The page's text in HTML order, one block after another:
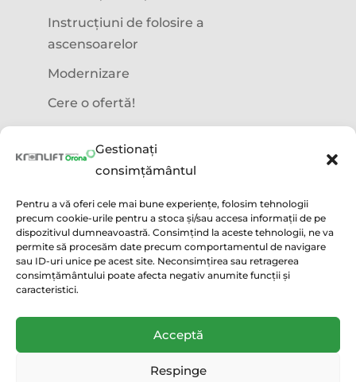
Gestionați
consimțământul
Pentru a vă oferi cele mai bune experiențe, folosim tehnologii
precum cookie-urile pentru a stoca și/sau accesa informații de pe
dispozitivul dumneavoastră. Consimțind la aceste tehnologii, ne va
permite să procesăm date precum comportamentul de navigare
sau ID-uri unice pe acest site. Neconsimțirea sau retragerea
consimțământului poate afecta negativ anumite funcții și
caracteristici.
Acceptă
Respinge
Instrucțiuni de folosire a
ascensoarelor
Modernizare
Cere o ofertă!
Precizări legale
Politica GDPR
Politica utilizare cookie
Condiții acordare Garanție
Copyright 2021 | Powered by